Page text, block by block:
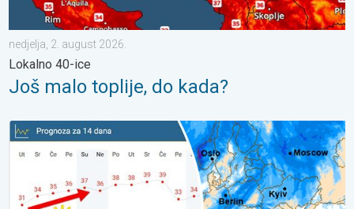
nedjelja, 2. august 2026.
Lokalno 40-ice
Još malo toplije, do kada?
Ljeto u punom sjaju – Sunce i vruće. Većinom stabilno. . .